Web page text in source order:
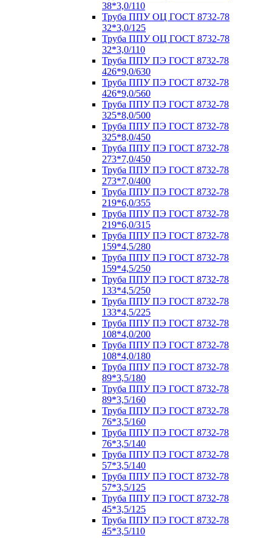
38*3,0/110
Труба ППУ ОЦ ГОСТ 8732-78
32*3,0/125
Труба ППУ ОЦ ГОСТ 8732-78
32*3,0/110
Труба ППУ ПЭ ГОСТ 8732-78
426*9,0/630
Труба ППУ ПЭ ГОСТ 8732-78
426*9,0/560
Труба ППУ ПЭ ГОСТ 8732-78
325*8,0/500
Труба ППУ ПЭ ГОСТ 8732-78
325*8,0/450
Труба ППУ ПЭ ГОСТ 8732-78
273*7,0/450
Труба ППУ ПЭ ГОСТ 8732-78
273*7,0/400
Труба ППУ ПЭ ГОСТ 8732-78
219*6,0/355
Труба ППУ ПЭ ГОСТ 8732-78
219*6,0/315
Труба ППУ ПЭ ГОСТ 8732-78
159*4,5/280
Труба ППУ ПЭ ГОСТ 8732-78
159*4,5/250
Труба ППУ ПЭ ГОСТ 8732-78
133*4,5/250
Труба ППУ ПЭ ГОСТ 8732-78
133*4,5/225
Труба ППУ ПЭ ГОСТ 8732-78
108*4,0/200
Труба ППУ ПЭ ГОСТ 8732-78
108*4,0/180
Труба ППУ ПЭ ГОСТ 8732-78
89*3,5/180
Труба ППУ ПЭ ГОСТ 8732-78
89*3,5/160
Труба ППУ ПЭ ГОСТ 8732-78
76*3,5/160
Труба ППУ ПЭ ГОСТ 8732-78
76*3,5/140
Труба ППУ ПЭ ГОСТ 8732-78
57*3,5/140
Труба ППУ ПЭ ГОСТ 8732-78
57*3,5/125
Труба ППУ ПЭ ГОСТ 8732-78
45*3,5/125
Труба ППУ ПЭ ГОСТ 8732-78
45*3,5/110